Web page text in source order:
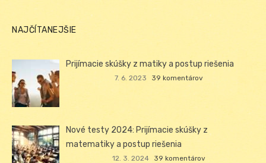
NAJČÍTANEJŠIE
Prijímacie skúšky z matiky a postup riešenia
7. 6. 2023 39 komentárov
Nové testy 2024: Prijímacie skúšky z
matematiky a postup riešenia
12. 3. 2024 39 komentárov